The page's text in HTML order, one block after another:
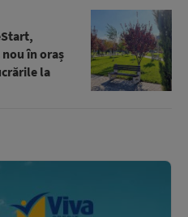
în oraș
la